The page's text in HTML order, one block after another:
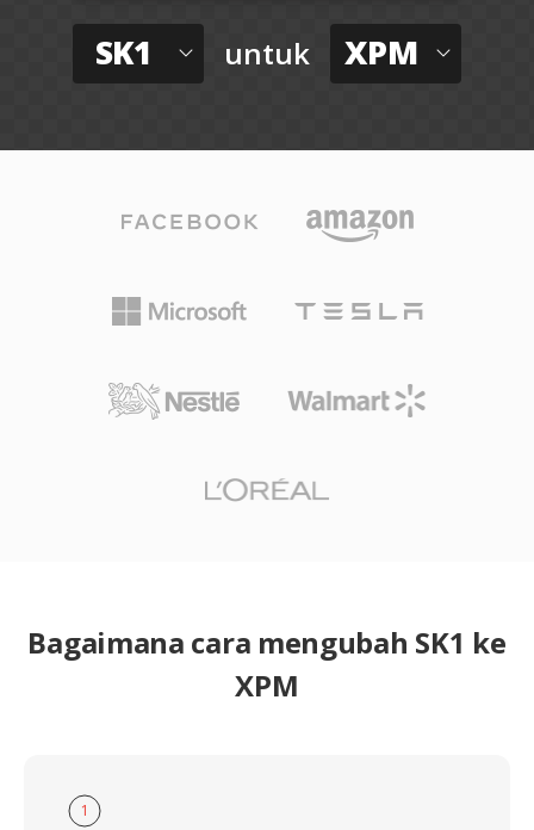
SK1 untuk XPM
Bagaimana cara mengubah SK1 ke
XPM
1